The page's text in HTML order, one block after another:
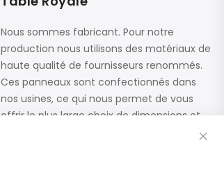
Nous sommes fabricant. Pour notre
production nous utilisons des matériaux de
haute qualité de fournisseurs renommés.
Ces panneaux sont confectionnés dans
nos usines, ce qui nous permet de vous
offrir le plus large choix de dimensions et